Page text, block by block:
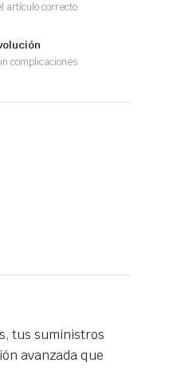
artículo correcto
complicaciones
tus suministros
avanzada que